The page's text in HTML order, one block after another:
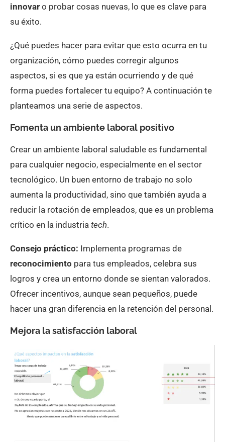
innovar o probar cosas nuevas, lo que es clave para
su éxito.
¿Qué puedes hacer para evitar que esto ocurra en tu
organización, cómo puedes corregir algunos
aspectos, si es que ya están ocurriendo y de qué
forma puedes fortalecer tu equipo? A continuación te
planteamos una serie de aspectos.
Fomenta un ambiente laboral positivo
Crear un ambiente laboral saludable es fundamental
para cualquier negocio, especialmente en el sector
tecnológico. Un buen entorno de trabajo no solo
aumenta la productividad, sino que también ayuda a
reducir la rotación de empleados, que es un problema
crítico en la industria tech.
Consejo práctico: Implementa programas de
reconocimiento para tus empleados, celebra sus
logros y crea un entorno donde se sientan valorados.
Ofrecer incentivos, aunque sean pequeños, puede
hacer una gran diferencia en la retención del personal.
Mejora la satisfacción laboral